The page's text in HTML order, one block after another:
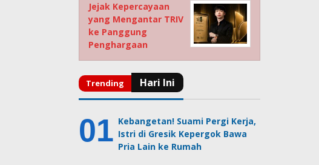
Jejak Kepercayaan
yang Mengantar TRIV
ke Panggung
Penghargaan
Kebangetan! Suami Pergi Kerja,
Istri di Gresik Kepergok Bawa
Pria Lain ke Rumah